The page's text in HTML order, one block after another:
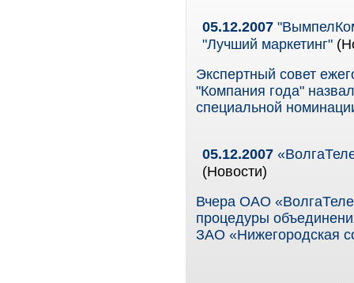
05.12.2007
"Лучший маркетинг"
Экспертный совет
"Компания года"
специальной
05.12.2007
(Новости)
Вчера ОАО
процедуры
ЗАО «Нижегородская